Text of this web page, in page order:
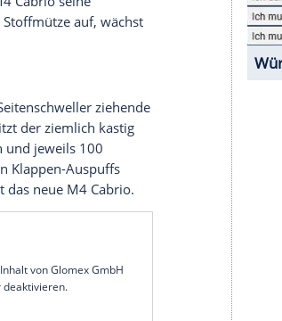
seiner konturierten Motorhaube.
Laserlicht kostet
. Dass
war nach der Präsentation der M3
zu seinem Vorgänger wieder
hatte sich dank vieler Erlkönig-
Dabei handelt es sich um ein in
Flächenspriegel-Verdeck, das
sein soll. Bei offenem Dach steigt
ausgeführteStoffmütze auf, wächst